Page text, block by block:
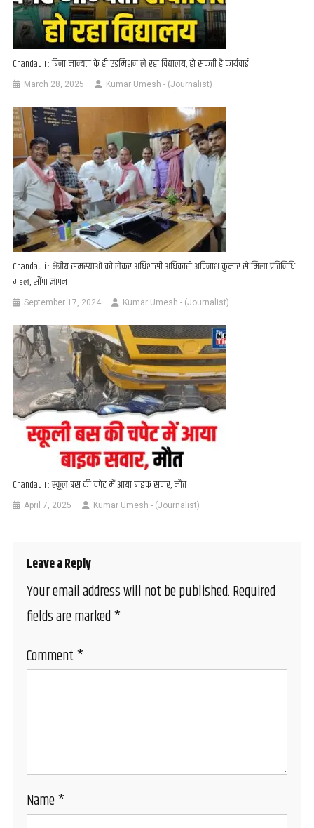
Chandauli : बिना मान्यता के ही एडमिशन ले रहा विद्यालय, हो सकती है कार्यवाई
March 28, 2025 Kumar Umesh - (Journalist)
Chandauli : क्षेत्रीय समस्याओं को लेकर अधिशासी अधिकारी अविनाश कुमार से मिला प्रतिनिधि
मंडल, सौंपा ज्ञापन
September 17, 2024 Kumar Umesh - (Journalist)
Chandauli : स्कूल बस की चपेट में आया बाइक सवार, मौत
April 7, 2025 Kumar Umesh - (Journalist)
Leave a Reply
Your email address will not be published.Required
fields are marked*
Comment*
Name*